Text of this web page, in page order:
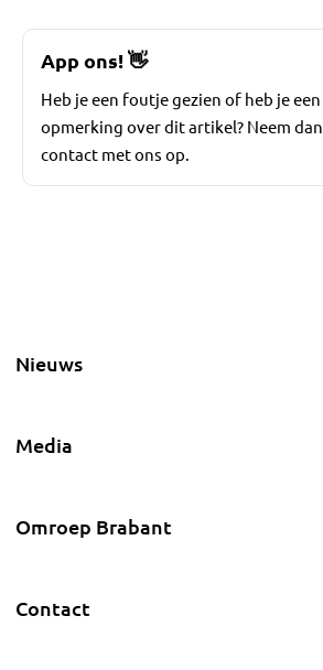
App ons!👋
Heb je een foutje gezien of heb je een
opmerking over dit artikel? Neem dan
contact met ons op.
Nieuws
Media
Omroep Brabant
Contact